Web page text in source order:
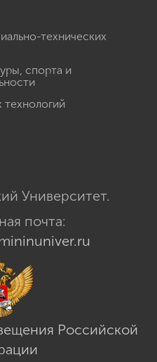
технических
спорта и
Университет.
почта:
Российской